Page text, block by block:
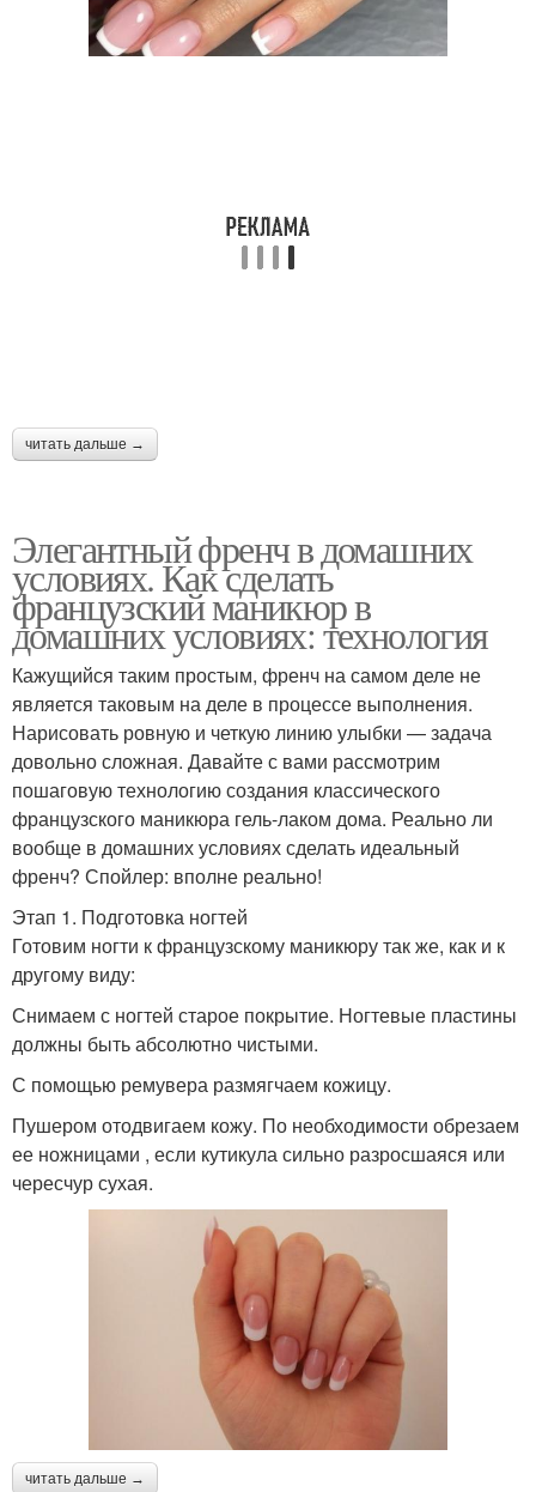
читать дальше →
Элегантный френч в домашних
условиях. Как сделать
французский маникюр в
домашних условиях: технология
Кажущийся таким простым, френч на самом деле не
является таковым на деле в процессе выполнения.
Нарисовать ровную и четкую линию улыбки — задача
довольно сложная. Давайте с вами рассмотрим
пошаговую технологию создания классического
французского маникюра гель-лаком дома. Реально ли
вообще в домашних условиях сделать идеальный
френч? Спойлер: вполне реально!
Этап 1. Подготовка ногтей
Готовим ногти к французскому маникюру так же, как и к
другому виду:
Снимаем с ногтей старое покрытие. Ногтевые пластины
должны быть абсолютно чистыми.
С помощью ремувера размягчаем кожицу.
Пушером отодвигаем кожу. По необходимости обрезаем
ее ножницами , если кутикула сильно разросшаяся или
чересчур сухая.
читать дальше →